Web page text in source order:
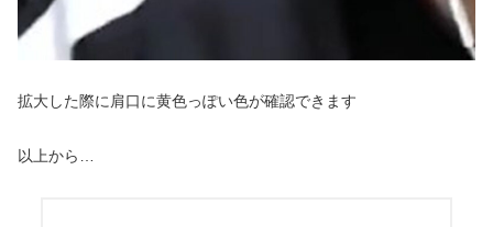
拡大した際に肩口に黄色っぽい色が確認できます
以上から…